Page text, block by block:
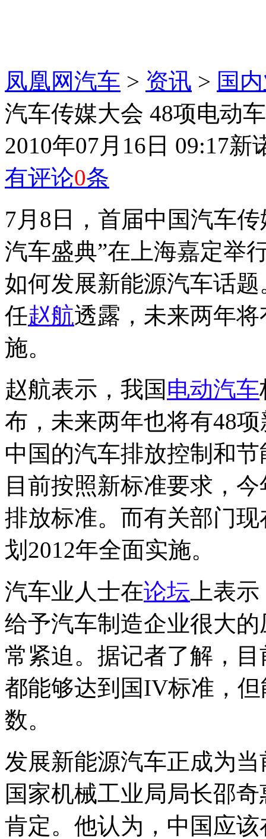
凤凰网汽车 > 资讯 > 国
汽车传媒大会 48项电动
2010年07月16日 09:17新
有评论0条
7月8日，首届中国汽车
汽车盛典”在上海嘉定举
如何发展新能源汽车话
任赵航透露，未来两年
施。
赵航表示，我国电动汽车
布，未来两年也将有48
中国的汽车排放控制和
目前按照新标准要求，
排放标准。而有关部门
划2012年全面实施。
汽车业人士在论坛 上表
给予汽车制造企业很大
常紧迫。据记者了解，
都能够达到国IV标准，
数。
发展新能源汽车正成为
国家机械工业局局长邵
肯定。他认为，中国应